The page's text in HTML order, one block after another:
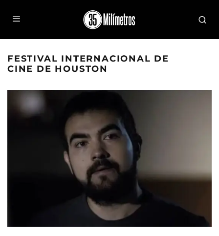
FESTIVAL INTERNACIONAL DE
CINE DE HOUSTON